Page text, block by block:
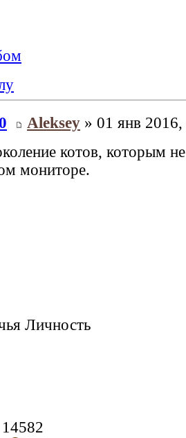
Aleksey » 01 янв
котов, которым
мониторе.
Личность
14582